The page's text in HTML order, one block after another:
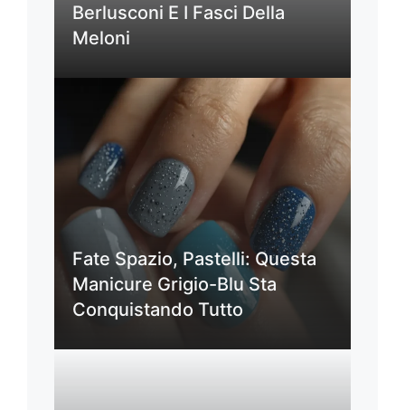
Berlusconi E I Fasci Della
Meloni
Fate Spazio, Pastelli: Questa
Manicure Grigio-Blu Sta
Conquistando Tutto